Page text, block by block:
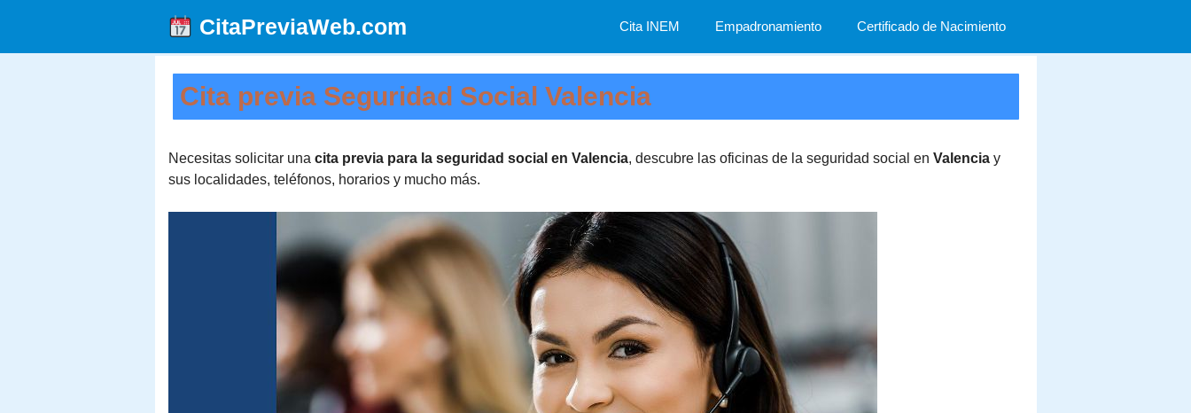
contenido
CitaPreviaWeb.com Cita INEM Empadronamiento Certificado de Nacimiento
Cita previa Seguridad Social Valencia
Necesitas solicitar una cita previa para la seguridad social en Valencia, descubre las oficinas de la seguridad social en Valenciay
sus localidades, teléfonos, horarios y mucho más.